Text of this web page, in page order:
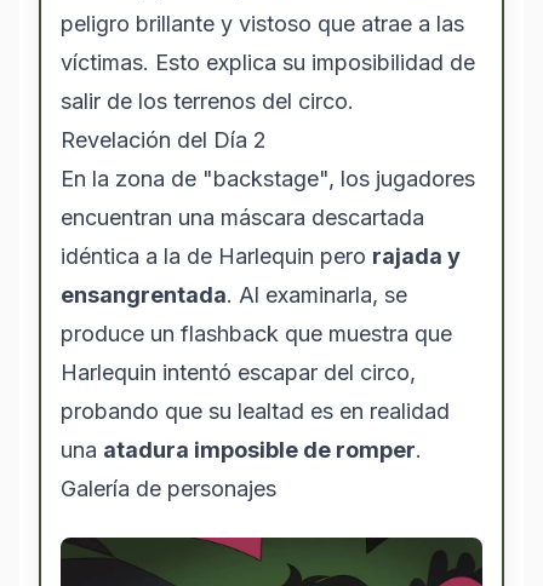
peligro brillante y vistoso que atrae a las
víctimas. Esto explica su imposibilidad de
salir de los terrenos del circo.
Revelación del Día 2
En la zona de "backstage", los jugadores
encuentran una máscara descartada
idéntica a la de Harlequin pero rajada y
ensangrentada. Al examinarla, se
produce un flashback que muestra que
Harlequin intentó escapar del circo,
probando que su lealtad es en realidad
una atadura imposible de romper.
Galería de personajes